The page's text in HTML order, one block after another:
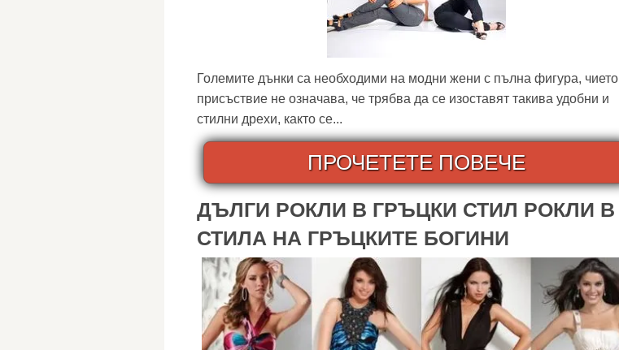
Големите дънки са необходими на модни жени с пълна фигура, чието
присъствие не означава, че трябва да се изоставят такива удобни и
стилни дрехи, както се...
ПРОЧЕТЕТЕ ПОВЕЧЕ
ДЪЛГИ РОКЛИ В ГРЪЦКИ СТИЛ РОКЛИ В
СТИЛА НА ГРЪЦКИТЕ БОГИНИ